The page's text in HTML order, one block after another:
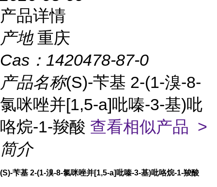
产品详情
产地 重庆
Cas： 1420478-87-0
产品名称(S)-苄基 2-(1-溴-8-
氯咪唑并[1,5-a]吡嗪-3-基)吡
咯烷-1-羧酸 查看相似产品 >
简介
(S)-苄基 2-(1-溴-8-氯咪唑并[1,5-a]吡嗪-3-基)吡咯烷-1-羧酸